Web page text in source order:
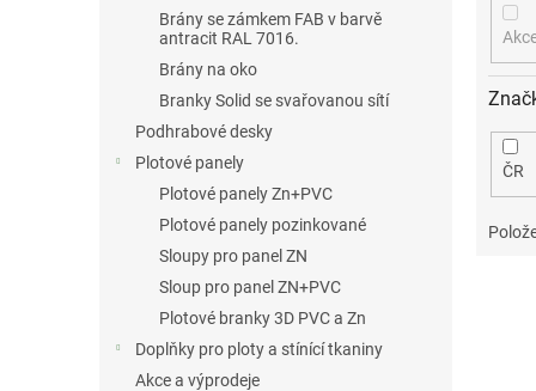
Brány se zámkem FAB v barvě
antracit RAL 7016.
Brány na oko
Branky Solid se svařovanou sítí
Podhrabové desky
Plotové panely
Plotové panely Zn+PVC
Plotové panely pozinkované
Sloupy pro panel ZN
Sloup pro panel ZN+PVC
Plotové branky 3D PVC a Zn
Doplňky pro ploty a stínící tkaniny
Akce a výprodeje
ČR